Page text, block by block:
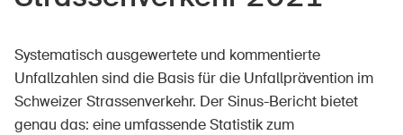
Im Alter
In der Schule
Im Unternehmen
Systematisch ausgewertete und kommentierte
Unfallzahlen sind die Basis für die Unfallprävention im
Schweizer Strassenverkehr. Der Sinus-Bericht bietet
genau das: eine umfassende Statistik zum